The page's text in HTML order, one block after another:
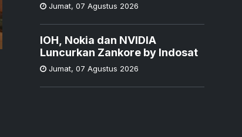
Jumat, 07 Agustus 2026
IOH, Nokia dan NVIDIA
Luncurkan Zankore by Indosat
Jumat, 07 Agustus 2026